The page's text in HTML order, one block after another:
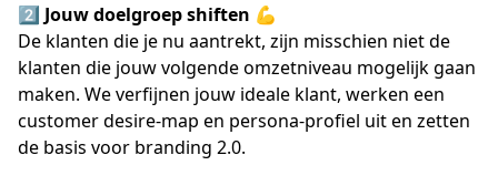
2️⃣ Jouw doelgroep shiften 💪
De klanten die je nu aantrekt, zijn misschien niet de
klanten die jouw volgende omzetniveau mogelijk gaan
maken. We verfijnen jouw ideale klant, werken een
customer desire-map en persona-profiel uit en zetten
de basis voor branding 2.0.